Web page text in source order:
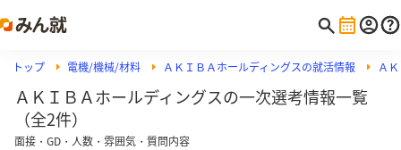
トップ 電機/機械/材料 ＡＫＩＢＡホールディングスの就活情報 Ａ
ＡＫＩＢＡホールディングスの一次選考情報一覧
（全2件）
面接・GD・人数・雰囲気・質問内容